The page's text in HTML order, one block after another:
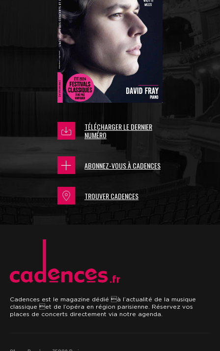
TÉLÉCHARGER LE DERNIER
NUMÉRO
ABONNEZ-VOUS À CADENCES
TROUVER CADENCES
.fr
Cadences est le magazine dédié à l’actualité de la musique
classique et de l’opéra en région parisienne. Réservez vos
places de concerts directement via notre agenda.